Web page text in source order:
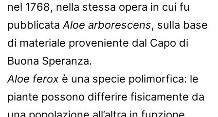
nel 1768, nella stessa opera in cui fu
pubblicata Aloe arborescens, sulla base
di materiale proveniente dal Capo di
Buona Speranza.
Aloe ferox è una specie polimorfica: le
piante possono differire fisicamente da